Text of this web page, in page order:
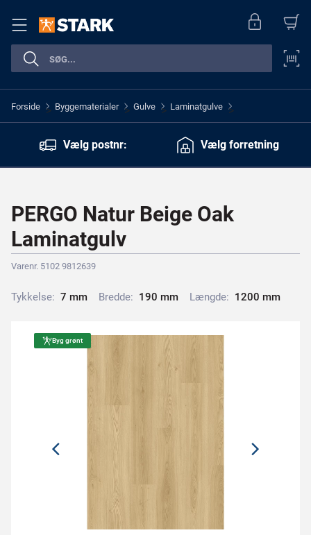
Forside > Byggematerialer > Gulve > Laminatgulve >
Vælg postnr: Vælg forretning
PERGO Natur Beige Oak
Laminatgulv
Varenr. 5102 9812639
Tykkelse: 7 mm Bredde: 190 mm Længde: 1200 mm
Byg grønt